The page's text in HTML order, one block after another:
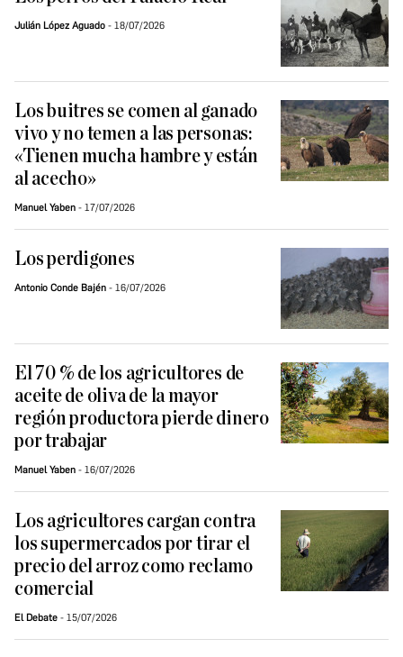
Julián López Aguado 18/07/2026
Los buitres se comen al ganado
vivo y no temen a las personas:
«Tienen mucha hambre y están
al acecho»
Manuel Yaben 17/07/2026
Los perdigones
Antonio Conde Bajén 16/07/2026
El 70 % de los agricultores de
aceite de oliva de la mayor
región productora pierde dinero
por trabajar
Manuel Yaben 16/07/2026
Los agricultores cargan contra
los supermercados por tirar el
precio del arroz como reclamo
comercial
El Debate 15/07/2026